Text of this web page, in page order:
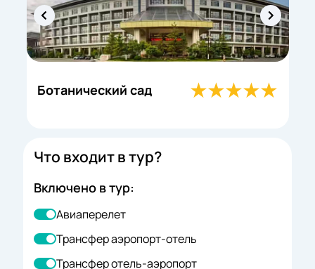
Ботанический сад
Что входит в тур?
Включено в тур:
Авиаперелет
Трансфер аэропорт-отель
Трансфер отель-аэропорт